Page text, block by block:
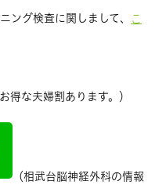
ング検査に関しまして、 こ
お得な夫婦割あります。）
（相武台脳神経外科の情報